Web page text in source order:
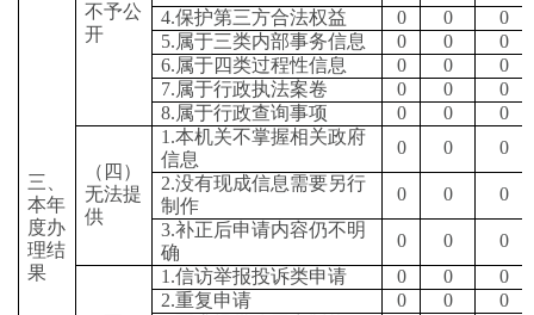
三、
本年
度办
理结
果
不予公
开
4.保护第三方合法权益 0 0
0
5.属于三类内部事务信息 0 0
0
6.属于四类过程性信息 0 0
0
7.属于行政执法案卷 0 0
0
8.属于行政查询事项 0 0 0
（四）
无法提
供
1.本机关不掌握相关政府
信息
0 0
0
2.没有现成信息需要另行
制作
0 0
0
3.补正后申请内容仍不明
确
0 0 0
1.信访举报投诉类申请 0 0
0
2.重复申请 0 0
0